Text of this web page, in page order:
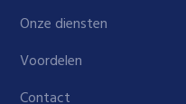
Onze diensten
Voordelen
Contact